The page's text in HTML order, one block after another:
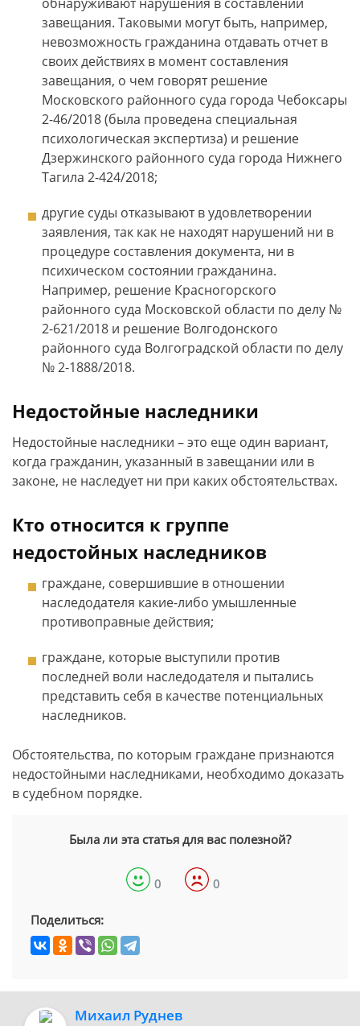
завещания. Таковыми могут быть, например,
невозможность гражданина отдавать отчет в
своих действиях в момент составления
завещания, о чем говорят решение
Московского районного суда города Чебоксары
2-46/2018 (была проведена специальная
психологическая экспертиза) и решение
Дзержинского районного суда города Нижнего
Тагила 2-424/2018;
другие суды отказывают в удовлетворении
заявления, так как не находят нарушений ни в
процедуре составления документа, ни в
психическом состоянии гражданина.
Например, решение Красногорского
районного суда Московской области по делу №
2-621/2018 и решение Волгодонского
районного суда Волгоградской области по делу
№ 2-1888/2018.
Недостойные наследники
Недостойные наследники – это еще один вариант,
когда гражданин, указанный в завещании или в
законе, не наследует ни при каких обстоятельствах.
Кто относится к группе
недостойных наследников
граждане, совершившие в отношении
наследодателя какие-либо умышленные
противоправные действия;
граждане, которые выступили против
последней воли наследодателя и пытались
представить себя в качестве потенциальных
наследников.
Обстоятельства, по которым граждане признаются
недостойными наследниками, необходимо доказать
в судебном порядке.
Была ли эта статья для вас полезной?
0 0
Поделиться:
Михаил Руднев